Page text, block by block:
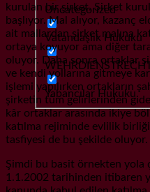
Uncategorized
Vatandaşlık Hukuku
Yabancılar Hukuku
kurulan bir şirket. Şirket
başlıyor. Mal alıyor, kazanç
ait mallardan şirket malına
ortaya koyuyor ama diğer
oluyor. Daha sonra ortaklar
ve kendi yollarına gitmeye
işlemi yapılırken ortakların
şirketin tüm gelirlerinden
kâr ortaklar arasında ikiye
katılma rejiminde evlilik
tasfiyesi de bu şekilde oluyor.
Şimdi bu basit örnekten yola
1.1.2002 tarihinden itibaren